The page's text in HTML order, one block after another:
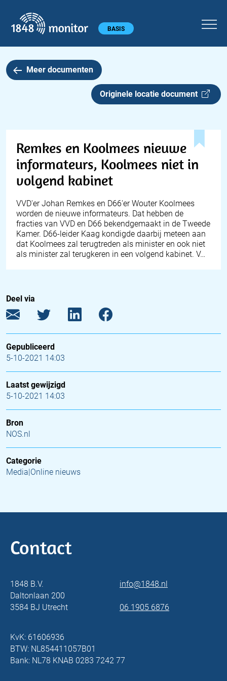
Hoofdmenu BASIS
Meer documenten
Originele locatie document
Remkes en Koolmees nieuwe
informateurs, Koolmees niet in
volgend kabinet
VVD'er Johan Remkes en D66'er Wouter Koolmees
worden de nieuwe informateurs. Dat hebben de
fracties van VVD en D66 bekendgemaakt in de Tweede
Kamer. D66-leider Kaag kondigde daarbij meteen aan
dat Koolmees zal terugtreden als minister en ook niet
als minister zal terugkeren in een volgend kabinet. V…
Deel via
Gepubliceerd
5-10-2021 14:03
Laatst gewijzigd
5-10-2021 14:03
Bron
NOS.nl
Categorie
Media|Online nieuws
Contact
1848 B.V.
Daltonlaan 200
3584 BJ Utrecht
info@1848.nl
06 1905 6876
KvK: 61606936
BTW: NL854411057B01
Bank: NL78 KNAB 0283 7242 77